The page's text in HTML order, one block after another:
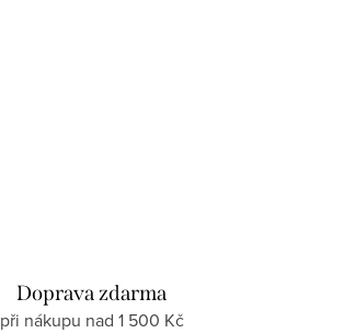
Doprava zdarma
při nákupu nad 1 500 Kč